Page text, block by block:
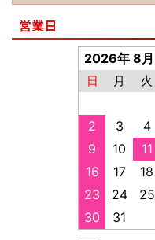
営業日
2026年 8月
日 月 火
2
3 4
9
10 11
16
17 18
23
24 25
30
31